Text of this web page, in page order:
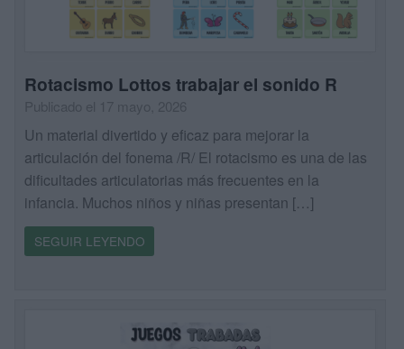
Rotacismo Lottos trabajar el sonido R
Un material divertido y eficaz para mejorar la
articulación del fonema /R/ El rotacismo es una de las
dificultades articulatorias más frecuentes en la
infancia. Muchos niños y niñas presentan […]
SEGUIR LEYENDO